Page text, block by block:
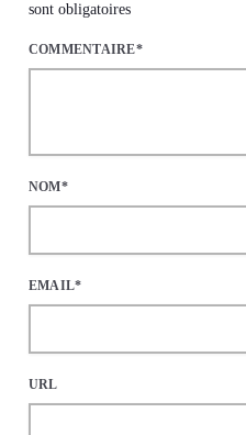
sont obligatoires
COMMENTAIRE*
NOM*
EMAIL*
URL